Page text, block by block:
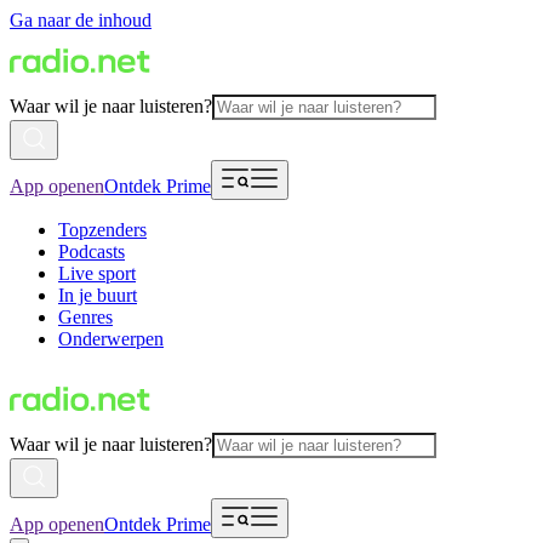
Ga naar de inhoud
Waar wil je naar luisteren?
App openenOntdek Prime
Topzenders
Podcasts
Live sport
In je buurt
Genres
Onderwerpen
Waar wil je naar luisteren?
App openenOntdek Prime